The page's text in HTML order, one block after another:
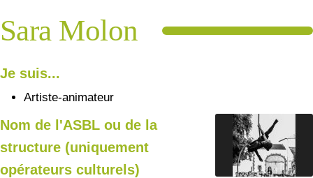
Sara Molon
Je suis...
Artiste-animateur
Nom de l'ASBL ou de la
structure (uniquement
opérateurs culturels)